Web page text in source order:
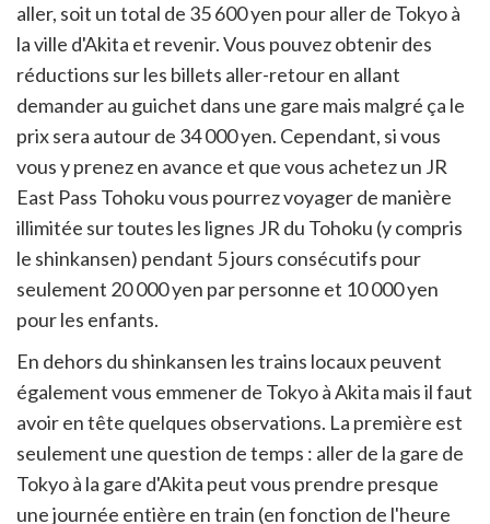
aller, soit un total de 35 600 yen pour aller de Tokyo à
la ville d'Akita et revenir. Vous pouvez obtenir des
réductions sur les billets aller-retour en allant
demander au guichet dans une gare mais malgré ça le
prix sera autour de 34 000 yen. Cependant, si vous
vous y prenez en avance et que vous achetez un JR
East Pass Tohoku vous pourrez voyager de manière
illimitée sur toutes les lignes JR du Tohoku (y compris
le shinkansen) pendant 5 jours consécutifs pour
seulement 20 000 yen par personne et 10 000 yen
pour les enfants.
En dehors du shinkansen les trains locaux peuvent
également vous emmener de Tokyo à Akita mais il faut
avoir en tête quelques observations. La première est
seulement une question de temps : aller de la gare de
Tokyo à la gare d'Akita peut vous prendre presque
une journée entière en train (en fonction de l'heure